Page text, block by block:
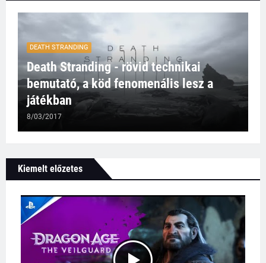
DEATH STRANDING
Death Stranding - rövid technikai
bemutató, a köd fenomenális lesz a
játékban
8/03/2017
Kiemelt előzetes